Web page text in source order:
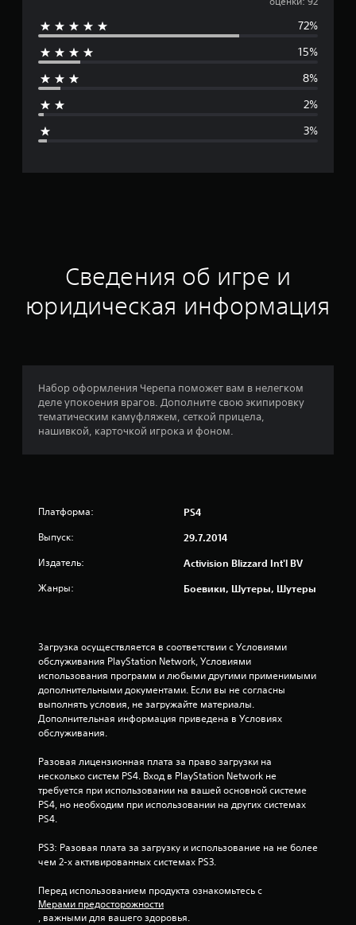
е
д
о
н
к
:
4
я
т
в
н
о
72%
15%
8%
2%
3%
Сведения об игре и
юридическая информация
Набор оформления Черепа поможет вам в нелегком
деле упокоения врагов. Дополните свою экипировку
тематическим камуфляжем, сеткой прицела,
нашивкой, карточкой игрока и фоном.
Платформа: PS4
Выпуск: 29.7.2014
Издатель: Activision Blizzard Int'l BV
Жанры: Боевики, Шутеры, Шутеры
Загрузка осуществляется в соответствии с Условиями
обслуживания PlayStation Network, Условиями
использования программ и любыми другими применимыми
дополнительными документами. Если вы не согласны
выполнять условия, не загружайте материалы.
Дополнительная информация приведена в Условиях
обслуживания.
Разовая лицензионная плата за право загрузки на
несколько систем PS4. Вход в PlayStation Network не
требуется при использовании на вашей основной системе
PS4, но необходим при использовании на других системах
PS4.
PS3: Разовая плата за загрузку и использование на не более
чем 2-х активированных системах PS3.
Перед использованием продукта ознакомьтесь с
Мерами предосторожности
, важными для вашего здоровья.